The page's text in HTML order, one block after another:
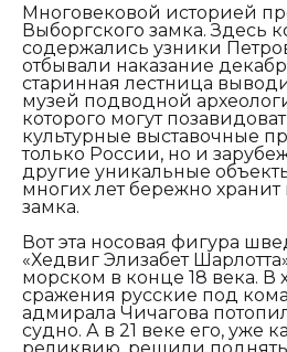
Многовековой историей
Выборгского замка. Здесь
содержались узники
отбывали наказание
старинная лестница
музей подводной
которого могут
культурные выставочные
только России, но и
другие уникальные
многих лет бережно
замка.
Вот эта носовая фигура
«Хедвиг Элизабет
морском в конце 18 века. В
сражения русские под
адмирала Чичагова
судно. А в 21 веке его, уже
реликвию, решили поднять